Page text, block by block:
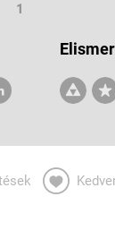
1